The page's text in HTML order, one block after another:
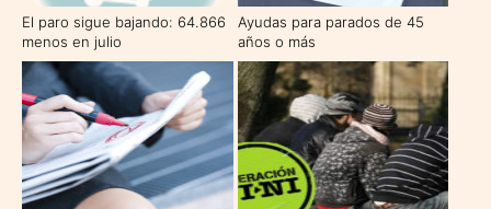
El paro sigue bajando: 64.866
menos en julio
Ayudas para parados de 45
años o más